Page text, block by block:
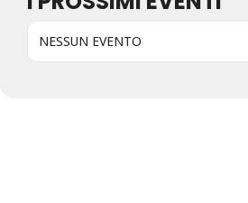
NESSUN EVENTO